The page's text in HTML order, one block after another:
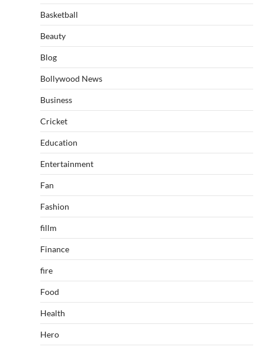
Basketball
Beauty
Blog
Bollywood News
Business
Cricket
Education
Entertainment
Fan
Fashion
fillm
Finance
fire
Food
Health
Hero